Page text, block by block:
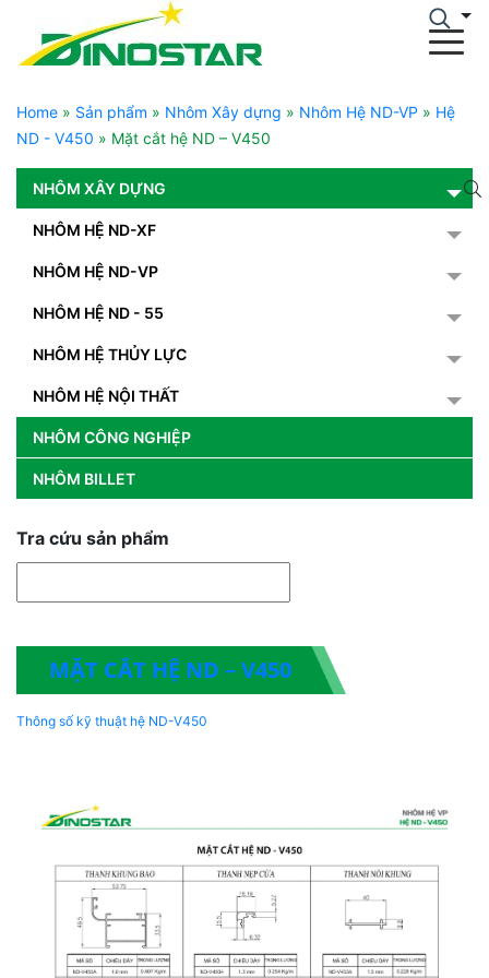
Home » Sản phẩm » Nhôm Xây dựng » Nhôm Hệ ND-VP » Hệ
ND - V450 » Mặt cắt hệ ND – V450
NHÔM XÂY DỰNG
NHÔM HỆ ND-XF
NHÔM HỆ ND-VP
NHÔM HỆ ND - 55
NHÔM HỆ THỦY LỰC
NHÔM HỆ NỘI THẤT
NHÔM CÔNG NGHIỆP
NHÔM BILLET
Tra cứu sản phẩm
MẶT CẮT HỆ ND – V450
Thông số kỹ thuật hệ ND-V450